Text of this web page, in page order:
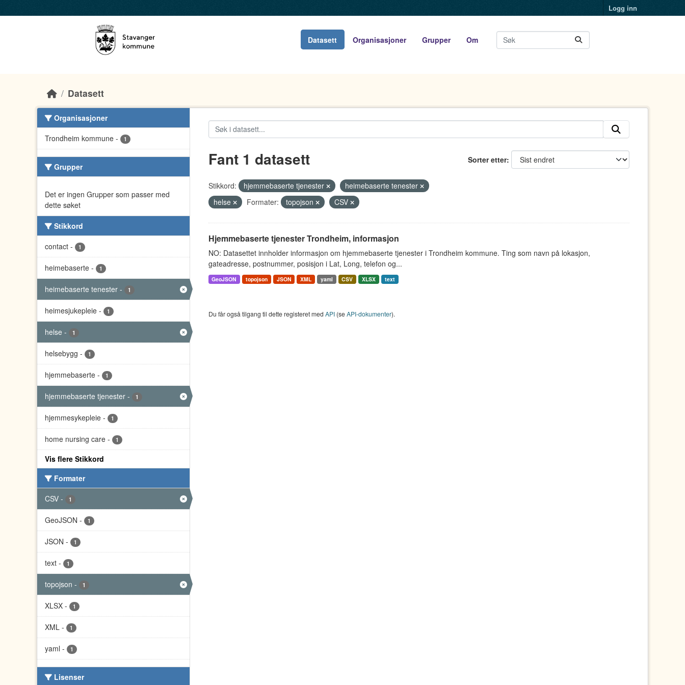
Logg inn
Datasett Organisasjoner Grupper Om
Datasett
Organisasjoner
Trondheim kommune - 1
Grupper
Det er ingen Grupper som passer med
dette søket
Stikkord
contact - 1
heimebaserte - 1
heimebaserte tenester - 1
heimesjukepleie - 1
helse - 1
helsebygg - 1
hjemmebaserte - 1
hjemmebaserte tjenester - 1
hjemmesykepleie - 1
home nursing care - 1
Vis flere Stikkord
Formater
CSV - 1
GeoJSON - 1
JSON - 1
text - 1
topojson - 1
XLSX - 1
XML - 1
yaml - 1
Lisenser
Sorter etter
Fant 1 datasett
Stikkord: hjemmebaserte tjenester
heimebaserte tenester
helse
Formater: topojson CSV
Hjemmebaserte tjenester Trondheim, informasjon
NO: Datasettet innholder informasjon om hjemmebaserte tjenester i Trondheim kommune. Ting som navn på lokasjon,
gateadresse, postnummer, posisjon i Lat, Long, telefon og...
GeoJSON topojson JSON XML yaml CSV XLSX text
Du får også tilgang til dette registeret med API(seAPI-dokumenter).